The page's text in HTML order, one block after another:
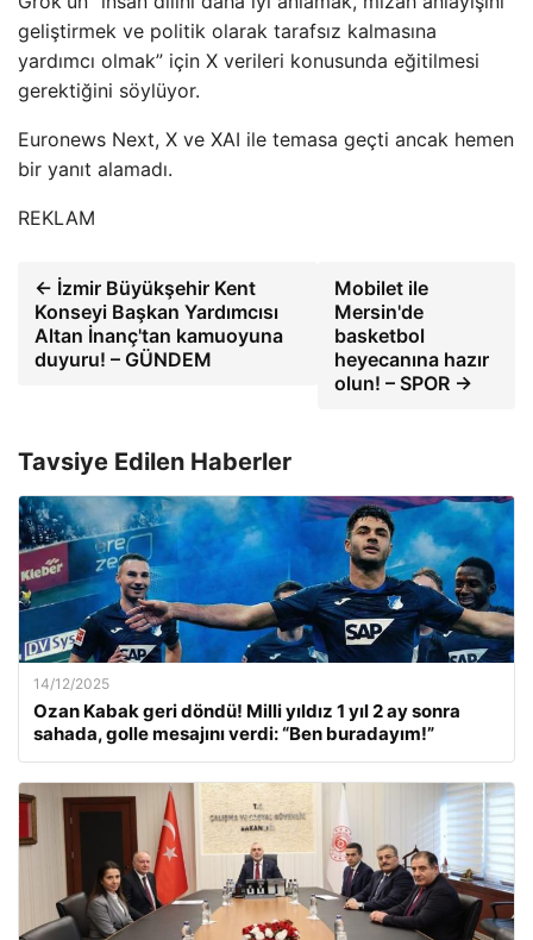
geliştirmek ve politik olarak tarafsız kalmasına
yardımcı olmak” için X verileri konusunda eğitilmesi
gerektiğini söylüyor.
Euronews Next, X ve XAI ile temasa geçti ancak hemen
bir yanıt alamadı.
REKLAM
← İzmir Büyükşehir Kent
Konseyi Başkan Yardımcısı
Altan İnanç'tan kamuoyuna
duyuru! – GÜNDEM
Mobilet ile
Mersin'de
basketbol
heyecanına hazır
olun! – SPOR →
Tavsiye Edilen Haberler
14/12/2025
Ozan Kabak geri döndü! Milli yıldız 1 yıl 2 ay sonra
sahada, golle mesajını verdi: “Ben buradayım!”